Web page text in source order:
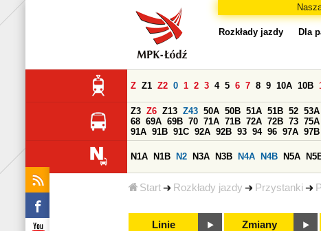
Start Rozkłady jazdy Przystanki
Rozkłady jazdy Dla
Z Z1 Z2 0 1 2 3 4 5 6 7 8 9 10A 10B
Z3 Z6 Z13 Z43 50A 50B 51A 51B 52 53A
68 69A 69B 70 71A 71B 72A 72B 73 75A
91A 91B 91C 92A 92B 93 94 96 97A 97B
N1A N1B N2 N3A N3B N4A N4B N5A
Linie Zmiany